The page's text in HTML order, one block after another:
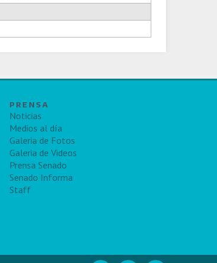
PRENSA
Noticias
Medios al día
Galeria de Fotos
Galeria de Videos
Prensa Senado
Senado Informa
Staff